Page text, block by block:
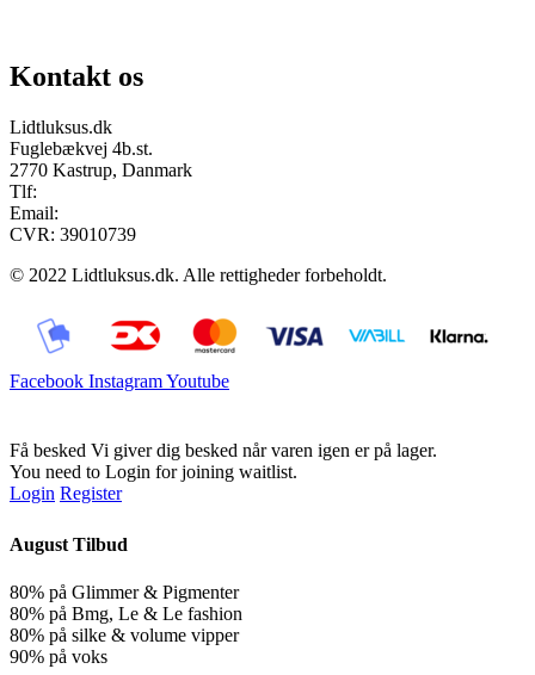
Kontakt os
Lidtluksus.dk
Fuglebækvej 4b.st.
2770 Kastrup, Danmark
Tlf:
Email:
CVR: 39010739
© 2022 Lidtluksus.dk. Alle rettigheder forbeholdt.
Facebook InstagramYoutube
Få besked Vi giver dig besked når varen igen er på lager.
You need to Login for joining waitlist.
Login Register
August Tilbud
80% på Glimmer & Pigmenter
80% på Bmg, Le & Le fashion
80% på silke & volume vipper
90% på voks